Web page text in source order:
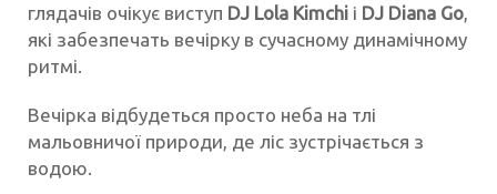
глядачів очікує виступ DJ Lola Kimchi і DJ Diana Go,
які забезпечать вечірку в сучасному динамічному
ритмі.
Вечірка відбудеться просто неба на тлі
мальовничої природи, де ліс зустрічається з
водою.